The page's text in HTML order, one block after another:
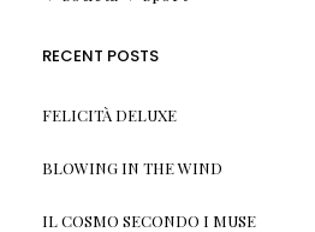
RECENT POSTS
FELICITÀ DELUXE
BLOWING IN THE WIND
IL COSMO SECONDO I MUSE